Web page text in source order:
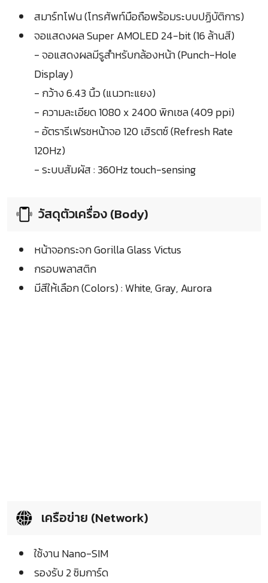
สมาร์ทโฟน (โทรศัพท์มือถือพร้อมระบบปฏิบัติการ)
จอแสดงผล Super AMOLED 24-bit (16 ล้านสี)
- จอแสดงผลมีรูสำหรับกล้องหน้า (Punch-Hole
Display)
- กว้าง 6.43 นิ้ว (แนวทะแยง)
- ความละเอียด 1080 x 2400 พิกเซล (409 ppi)
- อัตรารีเฟรชหน้าจอ 120 เฮิรตซ์ (Refresh Rate
120Hz)
- ระบบสัมผัส : 360Hz touch-sensing
วัสดุตัวเครื่อง (Body)
หน้าจอกระจก Gorilla Glass Victus
กรอบพลาสติก
มีสีให้เลือก (Colors) : White, Gray, Aurora
เครือข่าย (Network)
ใช้งาน Nano-SIM
รองรับ 2 ซิมการ์ด